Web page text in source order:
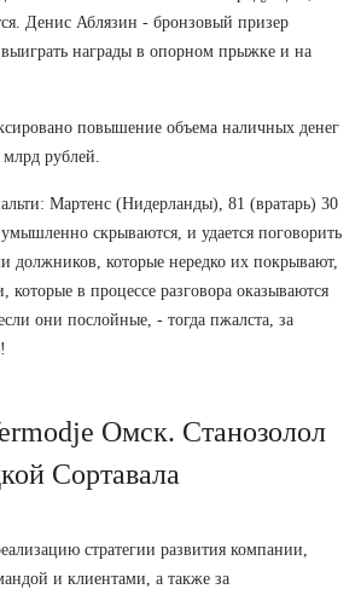
Денис Аблязин - бронзовый призер
выиграть награды в опорном прыжке и на
повышение объема наличных денег
рублей.
Мартенс (Нидерланды), 81 (вратарь) 30
скрываются, и удается поговорить
должников, которые нередко их покрывают,
которые в процессе разговора оказываются
они послойные, - тогда пжалста, за
Омск. Станозолол
Сортавала
стратегии развития компании,
и клиентами, а также за